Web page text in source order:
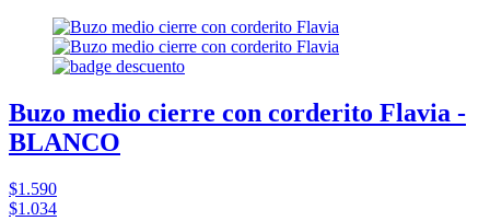
Buzo medio cierre con corderito Flavia -
BLANCO
$1.590
$1.034